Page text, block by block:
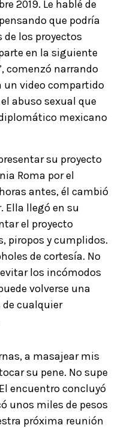
2019. Le hablé de
que podría
los proyectos
en la siguiente
comenzó narrando
un video compartido
abuso sexual que
mexicano
su proyecto
Roma por el
antes, él cambió
Ella llegó en su
el proyecto
piropos y cumplidos.
de cortesía. No
los incómodos
volverse una
cualquier
a masajear mis
su pene. No supe
encuentro concluyó
unos miles de pesos
próxima reunión